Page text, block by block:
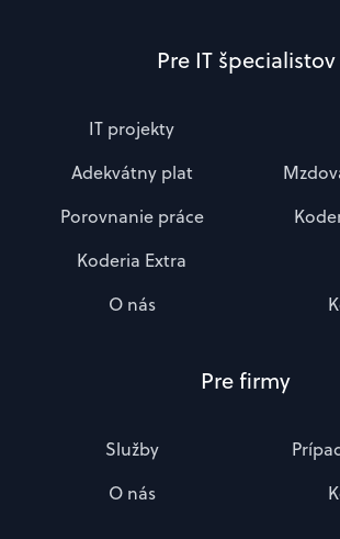
Pre IT špecialistov
IT projekty
Adekvátny plat
Porovnanie práce
Koderia Extra
O nás
Pre firmy
Služby
O nás